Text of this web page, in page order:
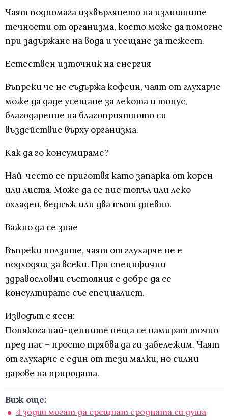
Чаят подпомага изхвърлянето на излишните
течности от организма, което може да помогне
при задържане на вода и усещане за тежест.
Естествен източник на енергия
Въпреки че не съдържа кофеин, чаят от глухарче
може да даде усещане за лекота и тонус,
благодарение на благоприятното си
въздействие върху организма.
Как да го консумираме?
Най-често се приготвя като запарка от корен
или листа. Може да се пие топъл или леко
охладен, веднъж или два пъти дневно.
Важно да се знае
Въпреки ползите, чаят от глухарче не е
подходящ за всеки. При специфични
здравословни състояния е добре да се
консултирате със специалист.
Изводът е ясен:
Понякога най-ценните неща се намират точно
пред нас – просто трябва да ги забележим. Чаят
от глухарче е един от тези малки, но силни
дарове на природата.
Виж още:
4 зодии могат да срещнат сродната си душа